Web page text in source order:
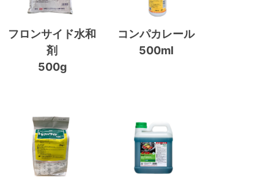
フロンサイド水和
剤
500g
コンパカレール
500ml